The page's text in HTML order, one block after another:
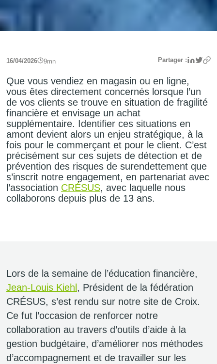
16/04/2026 9mn Partager :
Que vous vendiez en magasin ou en ligne,
vous êtes directement concernés lorsque l’un
de vos clients se trouve en situation de fragilité
financière et envisage un achat
supplémentaire. Identifier ces situations en
amont devient alors un enjeu stratégique, à la
fois pour le commerçant et pour le client. C’est
précisément sur ces sujets de détection et de
prévention des risques de surendettement que
s’inscrit notre engagement, en partenariat avec
l’association CRÉSUS, avec laquelle nous
collaborons depuis plus de 13 ans.
Lors de la semaine de l’éducation financière,
Jean‑Louis Kiehl , Président de la fédération
CRÉSUS, s’est rendu sur notre site de Croix.
Ce fut l’occasion de renforcer notre
collaboration au travers d’outils d’aide à la
gestion budgétaire, d’améliorer nos méthodes
d’accompagnement et de travailler sur les